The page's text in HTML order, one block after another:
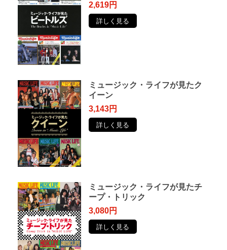
2,619円
詳しく見る
ミュージック・ライフが見たク
イーン
3,143円
詳しく見る
ミュージック・ライフが見たチ
ープ・トリック
3,080円
詳しく見る